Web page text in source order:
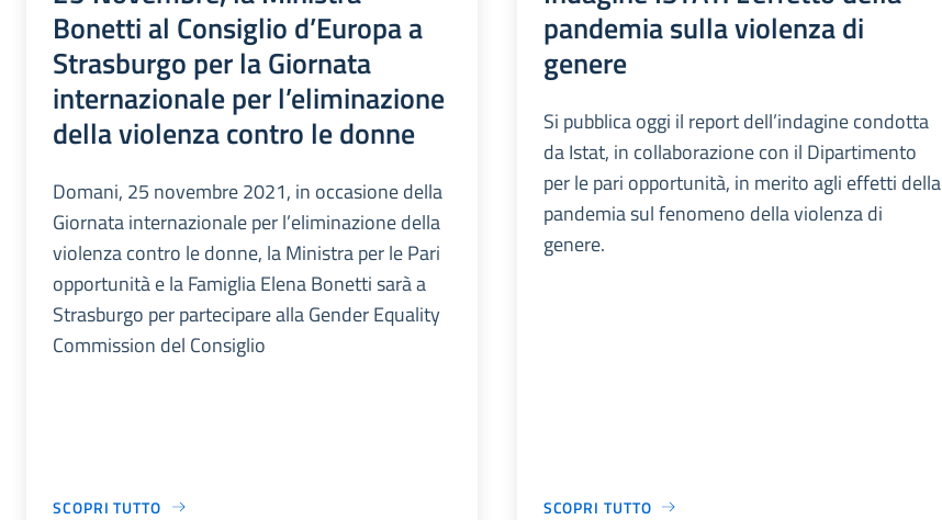
Bonetti al Consiglio d’Europa a
Strasburgo per la Giornata
internazionale per l’eliminazione
della violenza contro le donne
Domani, 25 novembre 2021, in occasione della
Giornata internazionale per l’eliminazione della
violenza contro le donne, la Ministra per le Pari
opportunità e la Famiglia Elena Bonetti sarà a
Strasburgo per partecipare alla Gender Equality
Commission del Consiglio
SCOPRI TUTTO
pandemia sulla violenza di
genere
Si pubblica oggi il report dell’indagine condotta
da Istat, in collaborazione con il Dipartimento
per le pari opportunità, in merito agli effetti della
pandemia sul fenomeno della violenza di
genere.
SCOPRI TUTTO